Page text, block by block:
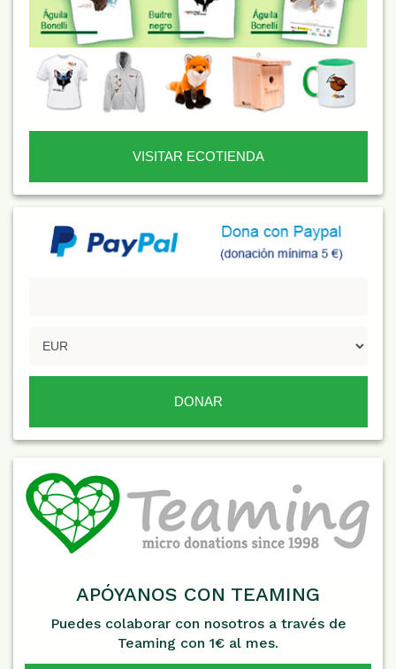
VISITAR ECOTIENDA
APÓYANOS CON TEAMING
Puedes colaborar con nosotros a través de
Teaming con 1€ al mes.